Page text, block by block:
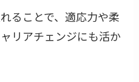
ることで、適応力や柔
リアチェンジにも活か